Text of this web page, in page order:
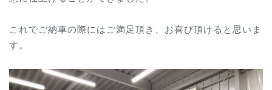
これでご納車の際にはご満足頂き、お喜び頂けると思いま
す。